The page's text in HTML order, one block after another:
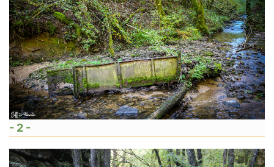
- 2 -